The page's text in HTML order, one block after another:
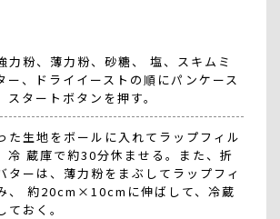
力粉、薄力粉、砂糖、 塩、スキムミ
ー、ドライイーストの順にパンケース
スタートボタンを押す。
た生地をボールに入れてラップフィル
冷 蔵庫で約30分休ませる。また、折
ターは、薄力粉をまぶしてラップフィ
、 約20cm×10cmに伸ばして、冷蔵
ておく。